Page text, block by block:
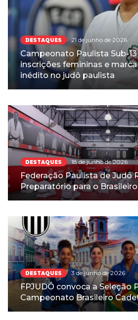
DESTAQUES 21 de junho de 2026
Campeonato Paulista Sub-
inscrições femininas e
inédito no judô paulista
DESTAQUES 18 de junho de 2026
Federação Paulista de Judô
Preparatório para o
DESTAQUES 3 de junho de 2026
FPJUDÔ convoca a Seleção
Campeonato Brasileiro